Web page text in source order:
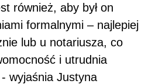
również, aby był on
formalnymi – najlepiej
lub u notariusza, co
i utrudnia
wyjaśnia Justyna